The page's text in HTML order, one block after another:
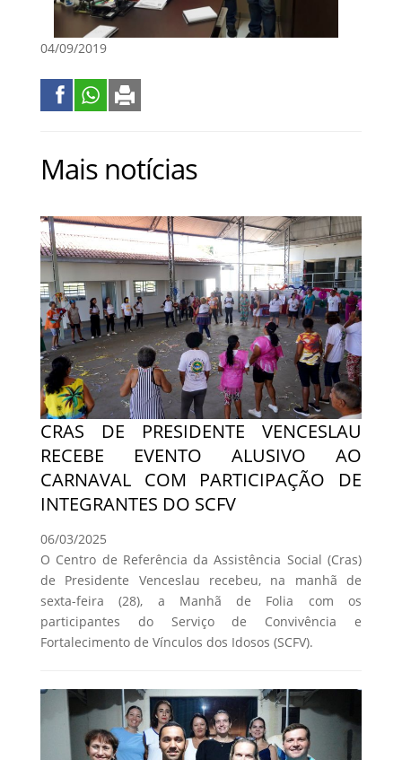
04/09/2019
Mais notícias
CRAS DE PRESIDENTE VENCESLAU
RECEBE EVENTO ALUSIVO AO
CARNAVAL COM PARTICIPAÇÃO DE
INTEGRANTES DO SCFV
06/03/2025
O Centro de Referência da Assistência Social (Cras)
de Presidente Venceslau recebeu, na manhã de
sexta-feira (28), a Manhã de Folia com os
participantes do Serviço de Convivência e
Fortalecimento de Vínculos dos Idosos (SCFV).